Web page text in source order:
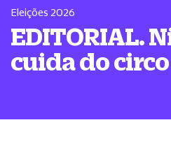
Eleições 2026
EDITORIAL.
cuida do circo